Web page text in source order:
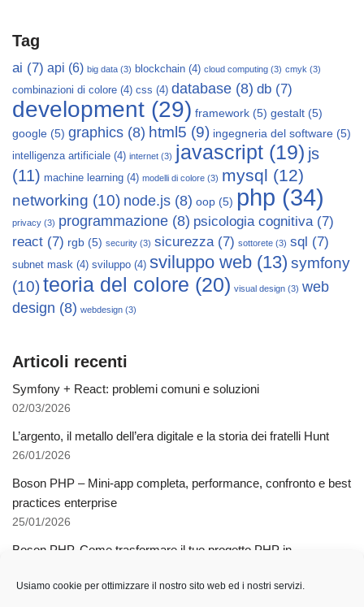
Usiamo cookie per ottimizzare il nostro sito web ed i nostri servizi.
Tag
ai (7) api (6) big data (3) blockchain (4) cloud computing (3) cmyk (3)
combinazioni di colore (4) css (4) database (8) db (7)
development (29) framework (5) gestalt (5)
google (5) graphics (8) html5 (9) ingegneria del software (5)
intelligenza artificiale (4) internet (3) javascript (19) js
(11) machine learning (4) modelli di colore (3) mysql (12)
networking (10) node.js (8) oop (5) php (34)
privacy (3) programmazione (8) psicologia cognitiva(7)
react (7) rgb (5) security (3) sicurezza(7) sottorete (3) sql (7)
subnet mask (4) sviluppo (4) sviluppo web (13) symfony
(10)teoria del colore (20) visual design (3) web
design (8) webdesign (3)
Articoli recenti
Symfony + React: problemi comuni e soluzioni
02/03/2026
L’argento, il metallo dell’era digitale e la storia dei fratelli Hunt
26/01/2026
Boson PHP – Mini-app completa, performance, confronto e best
practices enterprise
25/01/2026
Boson PHP. Come trasformare il tuo progetto PHP in
03/12/2025